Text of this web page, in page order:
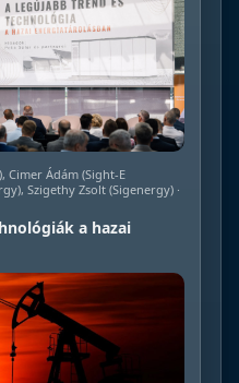
Cimer Ádám (Sight-E
Szigethy Zsolt (Sigenergy) ·
a hazai